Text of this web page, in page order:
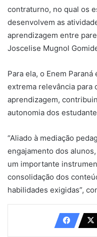
contraturno, no qual os
desenvolvem as
aprendizagem entre
Joscelise Mugnol
Para ela, o Enem
extrema relevância para
aprendizagem,
autonomia dos
“Aliado à mediação
engajamento dos
um importante
consolidação dos
habilidades exigidas”,